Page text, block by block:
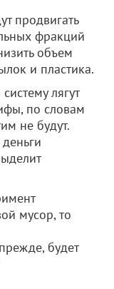
продвигать
фракций
объем
и пластика.
лягут
по словам
не будут.
мусор, то
будет